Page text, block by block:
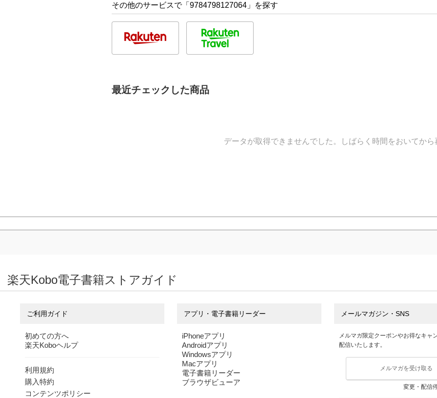
その他のサービスで「9784798127064」を探す
最近チェックした商品
データが取得できませんでした。しばらく時間をおいてから
楽天Kobo電子書籍ストアガイド
ご利用ガイド
初めての方へ
楽天Koboヘルプ
利用規約
購入特約
コンテンツポリシー
アプリ・電子書籍リーダー
iPhoneアプリ
Androidアプリ
Windowsアプリ
Macアプリ
電子書籍リーダー
ブラウザビューア
メールマガジン・SNS
メルマガ限定クーポンやお得なキャ
配信いたします。
メルマガを受け取る
変更・配信